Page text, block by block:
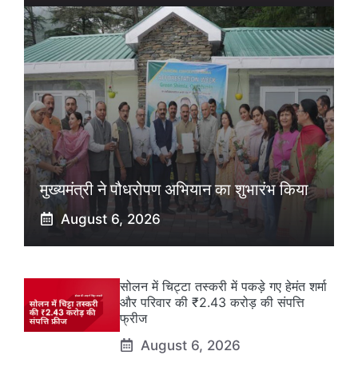
मुख्यमंत्री ने पौधरोपण अभियान का शुभारंभ किया
August 6, 2026
सोलन में चिट्टा तस्करी में पकड़े गए हेमंत शर्मा
और परिवार की ₹2.43 करोड़ की संपत्ति
फ्रीज
August 6, 2026